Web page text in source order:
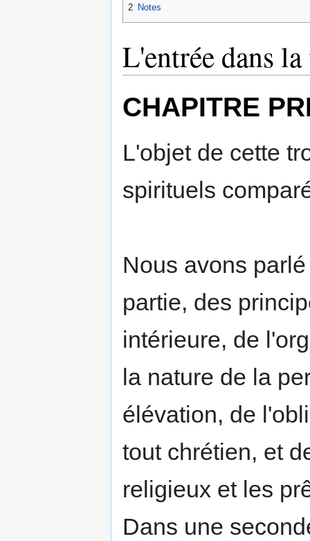
2 Notes
L'entrée dans
CHAPITRE
L'objet de cette
spirituels
Nous avons
partie, des
intérieure, de
la nature de la
élévation, de
tout chrétien, et
religieux et les
Dans une